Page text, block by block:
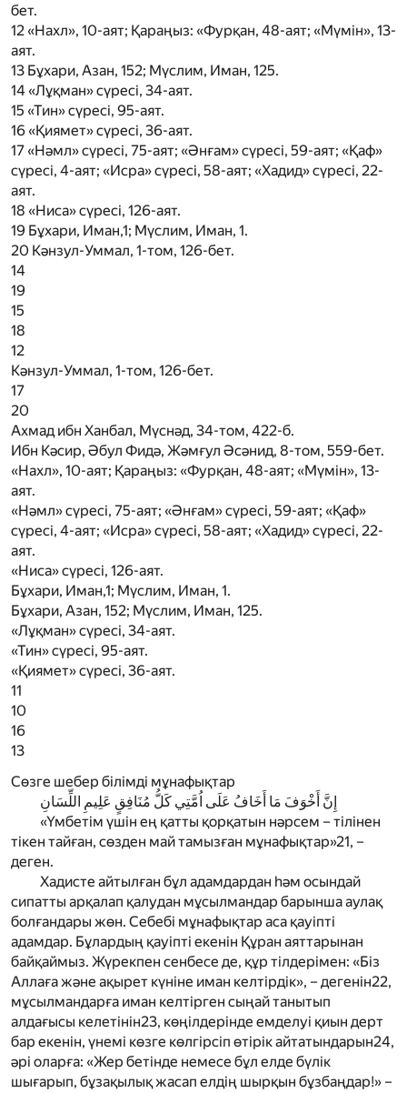
бет.
12«Нахл», 10-аят; Қараңыз: «Фурқан, 48-аят; «Мүмін», 13-
аят.
13 Бұхари, Азан, 152; Мүслим, Иман, 125.
14 «Лұқман» сүресі, 34-аят.
15 «Тин» сүресі, 95-аят.
16«Қиямет» сүресі, 36-аят.
17«Нәмл» сүресі, 75-аят; «Әнғам» сүресі, 59-аят; «Қаф»
сүресі, 4-аят; «Исра» сүресі, 58-аят; «Хадид» сүресі, 22-
аят.
18 «Ниса» сүресі, 126-аят.
19 Бұхари, Иман,1; Мүслим, Иман, 1.
20 Кәнзул-Уммал, 1-том, 126-бет.
14
19
15
18
12
Кәнзул-Уммал, 1-том, 126-бет.
17
20
Ахмад ибн Ханбал, Мүснәд, 34-том, 422-б.
Ибн Кәсир, Әбул Фидә, Жәмғул Әсәнид, 8-том, 559-бет.
«Нахл», 10-аят; Қараңыз: «Фурқан, 48-аят; «Мүмін», 13-
аят.
«Нәмл» сүресі, 75-аят; «Әнғам» сүресі, 59-аят; «Қаф»
сүресі, 4-аят; «Исра» сүресі, 58-аят; «Хадид» сүресі, 22-
аят.
«Ниса» сүресі, 126-аят.
Бұхари, Иман,1; Мүслим, Иман, 1.
Бұхари, Азан, 152; Мүслим, Иман, 125.
«Лұқман» сүресі, 34-аят.
«Тин» сүресі, 95-аят.
«Қиямет» сүресі, 36-аят.
11
10
16
13
Сөзге шебер білімді мұнафықтар
إِنَّ أَخْوَفَ مَا أَخَافُ عَلَى اُمَّتِي كَلُّ مُنَافِقٍ عَلِيمِ اللِّسَانِ
«Үмбетім үшін ең қатты қорқатын нәрсем – тілінен
тікен тайған, сөзден май тамызған мұнафықтар»21, –
деген.
Хадисте айтылған бұл адамдардан һәм осындай
сипатты арқалап қалудан мұсылмандар барынша аулақ
болғандары жөн. Себебі мұнафықтар аса қауіпті
адамдар. Бұлардың қауіпті екенін Құран аяттарынан
байқаймыз. Жүрекпен сенбесе де, құр тілдерімен: «Біз
Аллаға және ақырет күніне иман келтірдік», – дегенін22,
мұсылмандарға иман келтірген сыңай танытып
алдағысы келетінін23, көңілдерінде емделуі қиын дерт
бар екенін, үнемі көзге көлгірсіп өтірік айтатындарын24,
әрі оларға: «Жер бетінде немесе бұл елде бүлік
шығарып, бұзақылық жасап елдің шырқын бұзбаңдар!» –